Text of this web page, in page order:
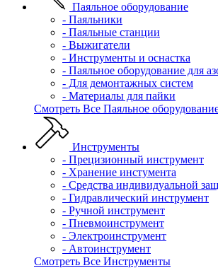
Паяльное оборудование
- Паяльники
- Паяльные станции
- Выжигатели
- Инструменты и оснастка
- Паяльное оборудование для
- Для демонтажных систем
- Материалы для пайки
Смотреть Все Паяльное
Инструменты
- Прецизионный инструмент
- Хранение инстумента
- Средства индивидуальной
- Гидравлический инструмент
- Ручной инструмент
- Пневмоинструмент
- Электроинструмент
- Автоинструмент
Смотреть Все Инструменты